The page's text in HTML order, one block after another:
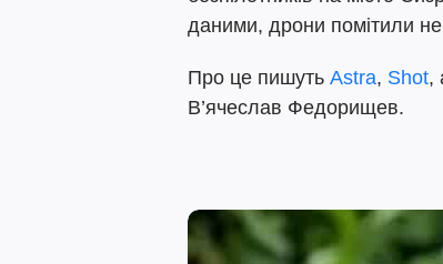
даними, дрони помітили
Про це пишуть Astra, Shot,
В’ячеслав Федорищев.